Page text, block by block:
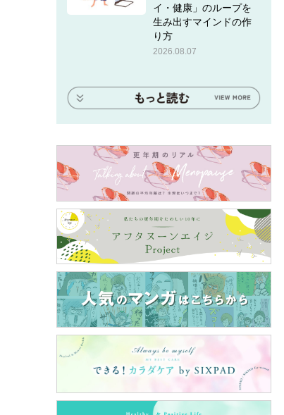
イ・健康」のループを
生み出すマインドの作
り方
2026.08.07